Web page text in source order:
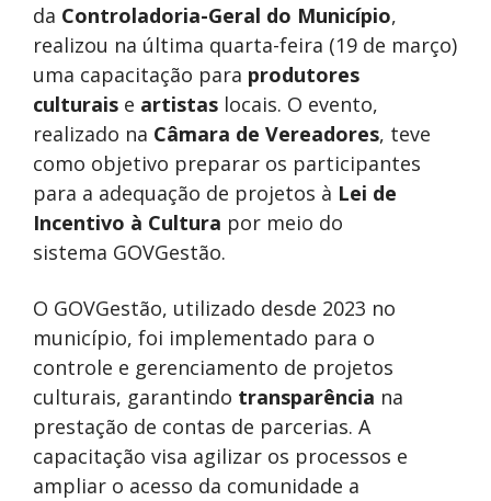
da Controladoria-Geral do Município,
realizou na última quarta-feira (19 de março)
uma capacitação para produtores
culturais e artistas locais. O evento,
realizado na Câmara de Vereadores, teve
como objetivo preparar os participantes
para a adequação de projetos à Lei de
Incentivo à Cultura por meio do
sistema GOVGestão.
O GOVGestão, utilizado desde 2023 no
município, foi implementado para o
controle e gerenciamento de projetos
culturais, garantindo transparência na
prestação de contas de parcerias. A
capacitação visa agilizar os processos e
ampliar o acesso da comunidade a